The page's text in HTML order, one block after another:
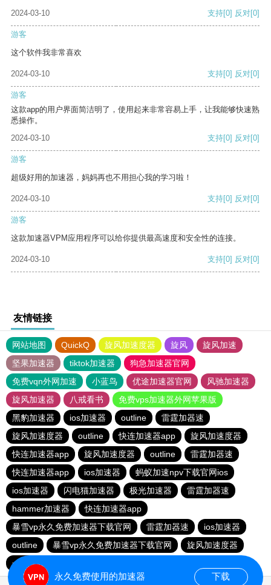
2024-03-10 支持[0] 反对[0]
游客
这个软件我非常喜欢
2024-03-10 支持[0] 反对[0]
游客
这款app的用户界面简洁明了，使用起来非常容易上手，让我能够快速熟
悉操作。
2024-03-10
支持[0] 反对[0]
游客
超级好用的加速器，妈妈再也不用担心我的学习啦！
2024-03-10 支持[0] 反对[0]
游客
这款加速器VPM应用程序可以给你提供最高速度和安全性的连接。
2024-03-10 支持[0] 反对[0]
友情链接
网站地图 QuickQ 旋风加速度器 旋风
旋风加速
坚果加速器
tiktok加速器
狗急加速器官网
免费vqn外网加速
小蓝鸟 优途加速器官网
风驰加速器
旋风加速器
八戒看书
免费vps加速器外网苹果版
黑豹加速器
ios加速器 outline
雷霆加器速
旋风加速度器
outline 快连加速器app
旋风加速度器
快连加速器app
旋风加速度器 outline
雷霆加器速
快连加速器app
ios加速器
蚂蚁加速npv下载官网ios
ios加速器
闪电猫加速器 极光加速器
雷霆加器速
hammer加速器
快连加速器app
暴雪vp永久免费加速器下载官网
雷霆加器速
ios加速器
outline
暴雪vp永久免费加速器下载官网
旋风加速度器
一元机场
永久免费使用的加速器 下载